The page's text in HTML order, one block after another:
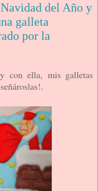
del Año y
galleta
por la
con ella, mis galletas